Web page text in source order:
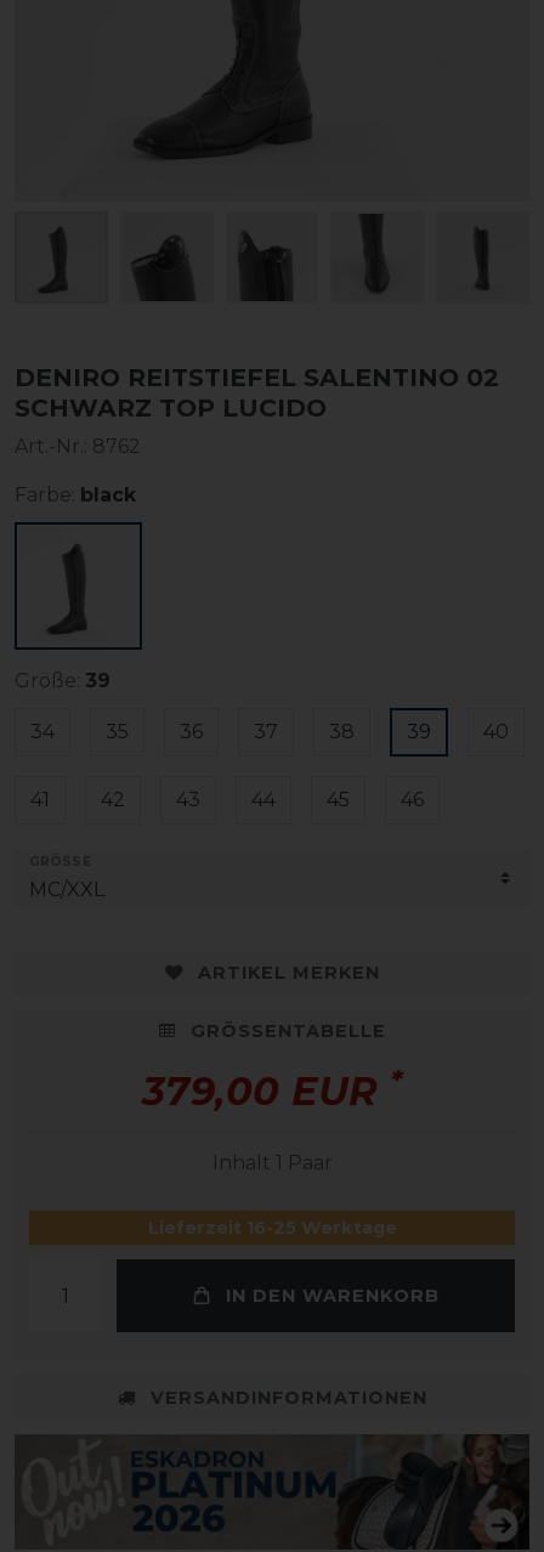
DENIRO REITSTIEFEL SALENTINO 02
SCHWARZ TOP LUCIDO
Art.-Nr.: 8762
Farbe: black
Größe: 39
34 35 36 37 38 39 40
41 42 43 44 45 46
ARTIKEL MERKEN
GRÖSSENTABELLE
379,00 EUR *
Inhalt 1 Paar
Lieferzeit 16-25 Werktage
IN DEN WARENKORB
VERSANDINFORMATIONEN